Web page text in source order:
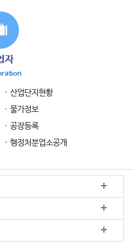
자
산업단지현황
물가정보
공장등록
행정처분업소공개